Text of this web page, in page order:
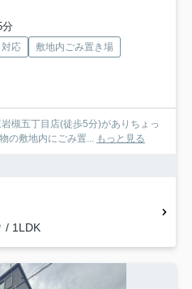
分
応
敷地内ごみ置き場
槻五丁目店(徒歩5分)がありちょっ
の敷地内にごみ置... もっと見る
/ 1LDK